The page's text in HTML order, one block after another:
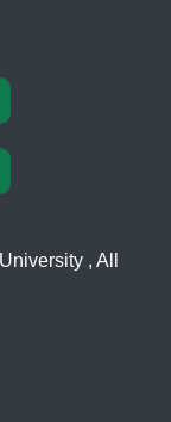
, All